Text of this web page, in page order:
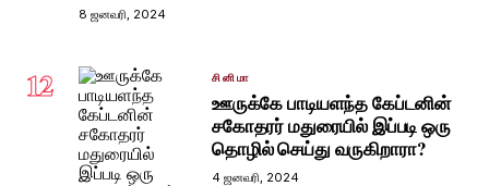
8 ஜனவரி, 2024
12 சினிமா
ஊருக்கே பாடியளந்த கேப்டனின்
சகோதரர் மதுரையில் இப்படி ஒரு
தொழில் செய்து வருகிறாரா?
4 ஜனவரி, 2024